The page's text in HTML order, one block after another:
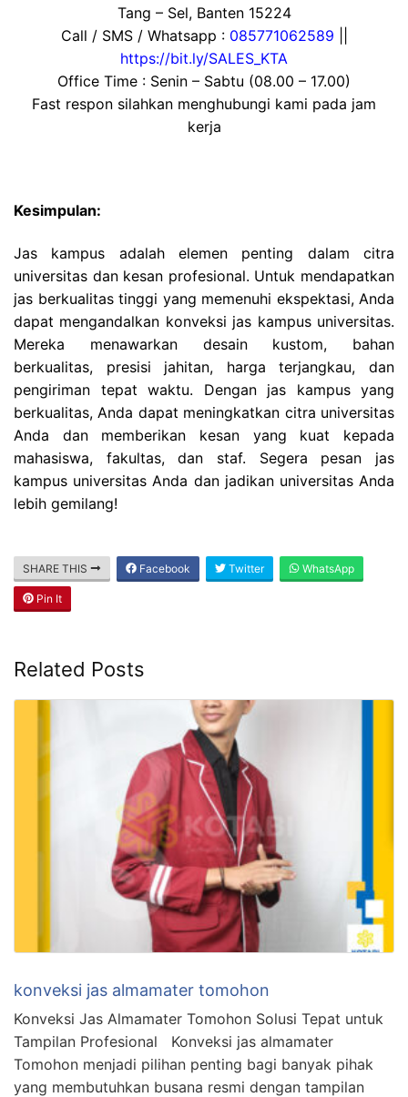
Tang – Sel, Banten 15224
Call / SMS / Whatsapp : 085771062589
https://bit.ly/SALES_KTA
Office Time : Senin – Sabtu (08.00 – 17.00)
Fast respon silahkan menghubungi kami pada jam
kerja
Kesimpulan:
Jas kampus adalah elemen penting dalam citra
universitas dan kesan profesional. Untuk mendapatkan
jas berkualitas tinggi yang memenuhi ekspektasi, Anda
dapat mengandalkan konveksi jas kampus universitas.
Mereka menawarkan desain kustom, bahan
berkualitas, presisi jahitan, harga terjangkau, dan
pengiriman tepat waktu. Dengan jas kampus yang
berkualitas, Anda dapat meningkatkan citra universitas
Anda dan memberikan kesan yang kuat kepada
mahasiswa, fakultas, dan staf. Segera pesan jas
kampus universitas Anda dan jadikan universitas Anda
lebih gemilang!
SHARE THIS Facebook Twitter WhatsApp
Pin It
Related Posts
konveksi jas almamater tomohon
Konveksi Jas Almamater Tomohon Solusi Tepat untuk
Tampilan Profesional Konveksi jas almamater
Tomohon menjadi pilihan penting bagi banyak pihak
yang membutuhkan busana resmi dengan tampilan